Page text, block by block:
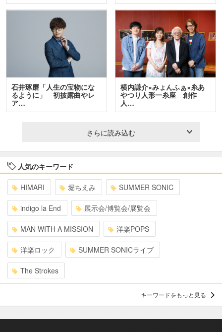
石井琢磨「人生の宝物にな
るように」 初披露曲やレ
ア…
横内謙介×みょんふぁ×糸あ
やつり人形一糸座 創作
人…
さらに読み込む
人気のキーワード
HIMARI 堀ちえみ SUMMER SONIC
indigo la End 展示会/博覧会/展覧会
MAN WITH A MISSION 洋楽POPS
洋楽ロック SUMMER SONICライブ
The Strokes
キーワードをもっと見る